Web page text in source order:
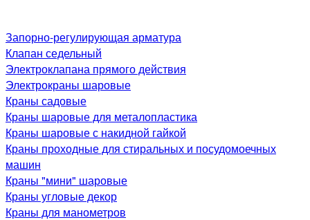
Запорно-регулирующая арматура
Клапан седельный
Электроклапана прямого действия
Электрокраны шаровые
Краны садовые
Краны шаровые для металопластика
Краны шаровые с накидной гайкой
Краны проходные для стиральных и посудомоечных
машин
Краны "мини" шаровые
Краны угловые декор
Краны для манометров